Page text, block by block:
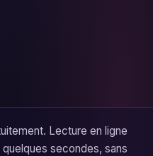
Lecture en ligne
secondes, sans